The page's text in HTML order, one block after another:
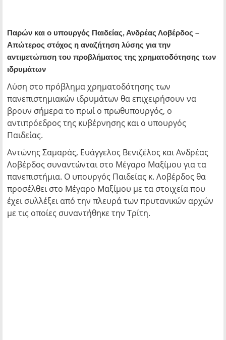
Παρών και ο υπουργός Παιδείας, Ανδρέας Λοβέρδος –
Απώτερος στόχος η αναζήτηση λύσης για την
αντιμετώπιση του προβλήματος της χρηματοδότησης των
ιδρυμάτων
Λύση στο πρόβλημα χρηματοδότησης των
πανεπιστημιακών ιδρυμάτων θα επιχειρήσουν να
βρουν σήμερα το πρωί ο πρωθυπουργός, ο
αντιπρόεδρος της κυβέρνησης και ο υπουργός
Παιδείας.
Αντώνης Σαμαράς, Ευάγγελος Βενιζέλος και Ανδρέας
Λοβέρδος συναντώνται στο Μέγαρο Μαξίμου για τα
πανεπιστήμια. Ο υπουργός Παιδείας κ. Λοβέρδος θα
προσέλθει στο Μέγαρο Μαξίμου με τα στοιχεία που
έχει συλλέξει από την πλευρά των πρυτανικών αρχών
με τις οποίες συναντήθηκε την Τρίτη.